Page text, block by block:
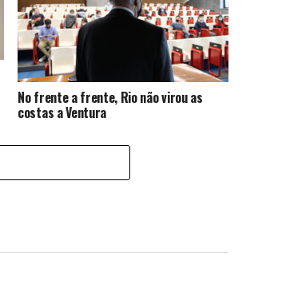
No frente a frente, Rio não virou as
costas a Ventura